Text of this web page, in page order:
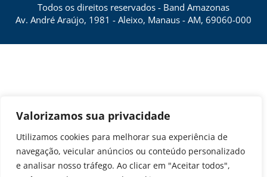
Valorizamos sua privacidade
Utilizamos cookies para melhorar sua experiência de
navegação, veicular anúncios ou conteúdo personalizado
e analisar nosso tráfego. Ao clicar em "Aceitar todos",
Todos os direitos reservados - Band Amazonas
Av. André Araújo, 1981 - Aleixo, Manaus - AM, 69060-000